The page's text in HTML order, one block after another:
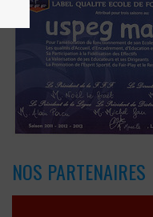
NOS PARTENAIRES